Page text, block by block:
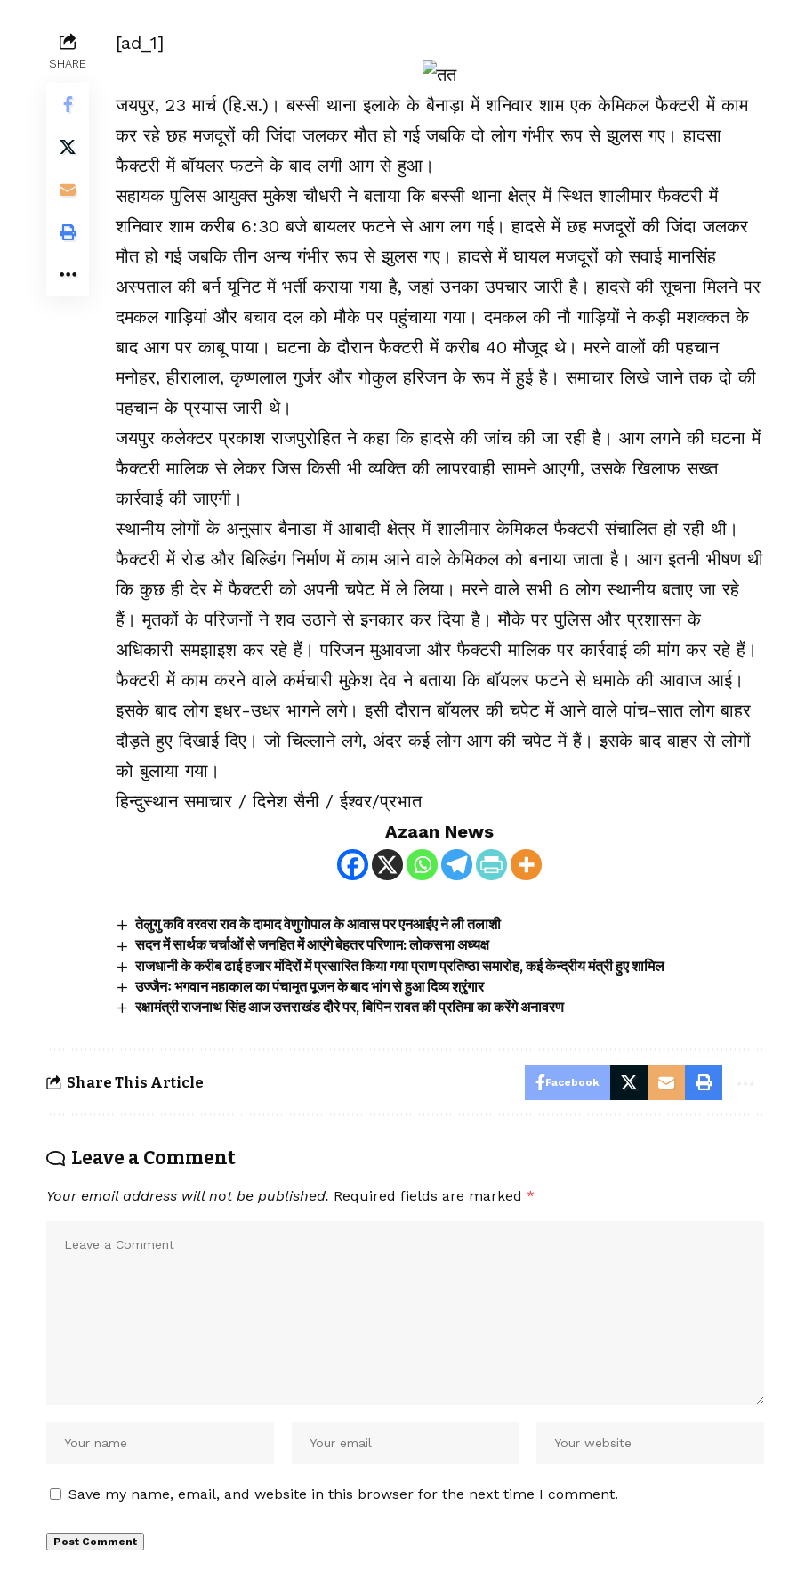
SHARE
[ad_1]
जयपुर, 23 मार्च (हि.स.)। बस्सी थाना इलाके के बैनाड़ा में शनिवार शाम एक केमिकल फैक्टरी में काम
कर रहे छह मजदूरों की जिंदा जलकर मौत हो गई जबकि दो लोग गंभीर रूप से झुलस गए। हादसा
फैक्टरी में बॉयलर फटने के बाद लगी आग से हुआ।
सहायक पुलिस आयुक्त मुकेश चौधरी ने बताया कि बस्सी थाना क्षेत्र में स्थित शालीमार फैक्टरी में
शनिवार शाम करीब 6:30 बजे बायलर फटने से आग लग गई। हादसे में छह मजदूरों की जिंदा जलकर
मौत हो गई जबकि तीन अन्य गंभीर रूप से झुलस गए। हादसे में घायल मजदूरों को सवाई मानसिंह
अस्पताल की बर्न यूनिट में भर्ती कराया गया है, जहां उनका उपचार जारी है। हादसे की सूचना मिलने पर
दमकल गाड़ियां और बचाव दल को मौके पर पहुंचाया गया। दमकल की नौ गाड़ियों ने कड़ी मशक्कत के
बाद आग पर काबू पाया। घटना के दौरान फैक्टरी में करीब 40 मौजूद थे। मरने वालों की पहचान
मनोहर, हीरालाल, कृष्णलाल गुर्जर और गोकुल हरिजन के रूप में हुई है। समाचार लिखे जाने तक दो की
पहचान के प्रयास जारी थे।
जयपुर कलेक्टर प्रकाश राजपुरोहित ने कहा कि हादसे की जांच की जा रही है। आग लगने की घटना में
फैक्टरी मालिक से लेकर जिस किसी भी व्यक्ति की लापरवाही सामने आएगी, उसके खिलाफ सख्त
कार्रवाई की जाएगी।
स्थानीय लोगों के अनुसार बैनाडा में आबादी क्षेत्र में शालीमार केमिकल फैक्टरी संचालित हो रही थी।
फैक्टरी में रोड और बिल्डिंग निर्माण में काम आने वाले केमिकल को बनाया जाता है। आग इतनी भीषण थी
कि कुछ ही देर में फैक्टरी को अपनी चपेट में ले लिया। मरने वाले सभी 6 लोग स्थानीय बताए जा रहे
हैं। मृतकों के परिजनों ने शव उठाने से इनकार कर दिया है। मौके पर पुलिस और प्रशासन के
अधिकारी समझाइश कर रहे हैं। परिजन मुआवजा और फैक्टरी मालिक पर कार्रवाई की मांग कर रहे हैं।
फैक्टरी में काम करने वाले कर्मचारी मुकेश देव ने बताया कि बॉयलर फटने से धमाके की आवाज आई।
इसके बाद लोग इधर-उधर भागने लगे। इसी दौरान बॉयलर की चपेट में आने वाले पांच-सात लोग बाहर
दौड़ते हुए दिखाई दिए। जो चिल्लाने लगे, अंदर कई लोग आग की चपेट में हैं। इसके बाद बाहर से लोगों
को बुलाया गया।
हिन्दुस्थान समाचार / दिनेश सैनी / ईश्वर/प्रभात
Azaan News
तेलुगु कवि वरवरा राव के दामाद वेणुगोपाल के आवास पर एनआईए ने ली तलाशी
सदन में सार्थक चर्चाओं से जनहित में आएंगे बेहतर परिणाम: लोकसभा अध्यक्ष
राजधानी के करीब ढाई हजार मंदिरों में प्रसारित किया गया प्राण प्रतिष्ठा समारोह, कई केन्द्रीय मंत्री हुए शामिल
उज्जैनः भगवान महाकाल का पंचामृत पूजन के बाद भांग से हुआ दिव्य श्रृंगार
रक्षामंत्री राजनाथ सिंह आज उत्तराखंड दौरे पर, बिपिन रावत की प्रतिमा का करेंगे अनावरण
Share This Article Facebook
Leave a Comment
Your email address will not be published. Required fields are marked *
Save my name, email, and website in this browser for the next time I comment.